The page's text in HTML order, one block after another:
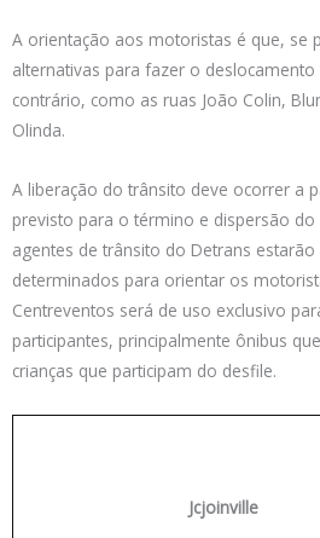
A orientação aos motoristas é que, se
alternativas para fazer o
contrário, como as ruas João Colin,
Olinda.
A liberação do trânsito deve ocorrer a
previsto para o término e dispersão
agentes de trânsito do Detrans
determinados para orientar os
Centreventos será de uso exclusivo
participantes, principalmente ônibus
crianças que participam do desfile.
Jcjoinville